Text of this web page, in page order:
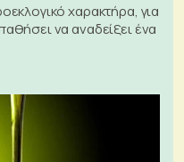
χαρακτήρα, για
να αναδείξει ένα